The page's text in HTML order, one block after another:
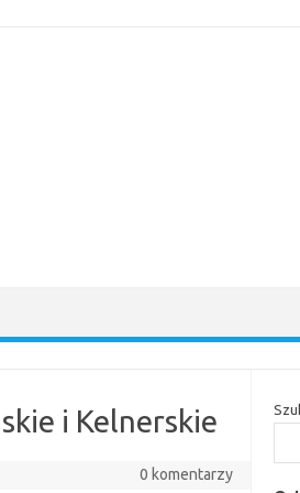
i Kelnerskie
0 komentarzy